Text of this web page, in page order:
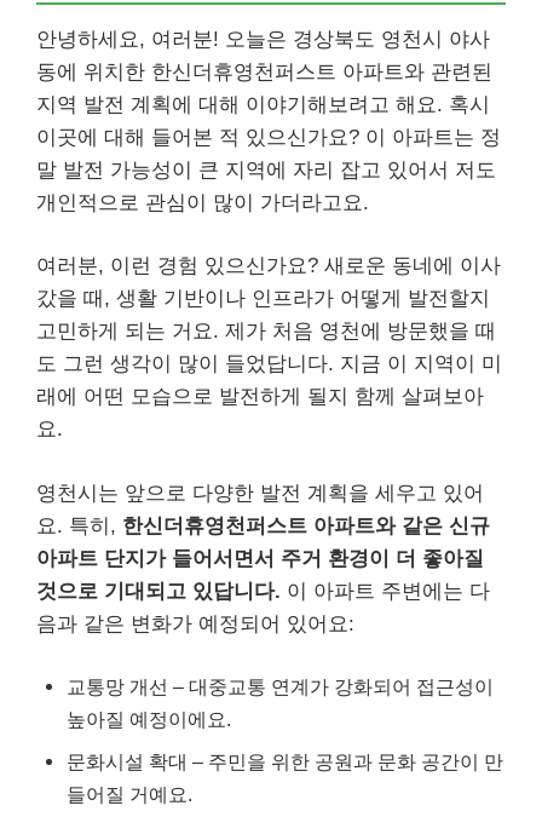
안녕하세요, 여러분! 오늘은 경상북도 영천시 야사
동에 위치한 한신더휴영천퍼스트 아파트와 관련된
지역 발전 계획에 대해 이야기해보려고 해요. 혹시
이곳에 대해 들어본 적 있으신가요? 이 아파트는 정
말 발전 가능성이 큰 지역에 자리 잡고 있어서 저도
개인적으로 관심이 많이 가더라고요.
여러분, 이런 경험 있으신가요? 새로운 동네에 이사
갔을 때, 생활 기반이나 인프라가 어떻게 발전할지
고민하게 되는 거요. 제가 처음 영천에 방문했을 때
도 그런 생각이 많이 들었답니다. 지금 이 지역이 미
래에 어떤 모습으로 발전하게 될지 함께 살펴보아
요.
영천시는 앞으로 다양한 발전 계획을 세우고 있어
요. 특히, 한신더휴영천퍼스트 아파트와 같은 신규
아파트 단지가 들어서면서 주거 환경이 더 좋아질
것으로 기대되고 있답니다. 이 아파트 주변에는 다
음과 같은 변화가 예정되어 있어요:
교통망 개선 – 대중교통 연계가 강화되어 접근성이
높아질 예정이에요.
문화시설 확대 – 주민을 위한 공원과 문화 공간이 만
들어질 거예요.